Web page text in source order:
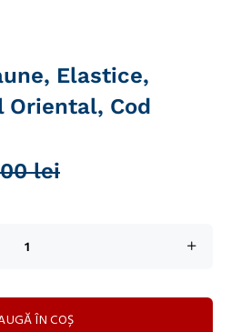
Elastice,
Oriental, Cod
lei
ÎN COȘ